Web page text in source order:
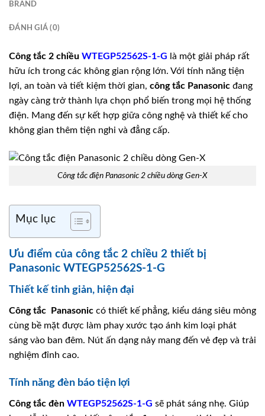
BRAND
ĐÁNH GIÁ (0)
Công tắc 2 chiều WTEGP52562S-1-G là một giải pháp rất
hữu ích trong các không gian rộng lớn. Với tính năng tiện
lợi, an toàn và tiết kiệm thời gian, công tắc Panasonic đang
ngày càng trở thành lựa chọn phổ biến trong mọi hệ thống
điện. Mang đến sự kết hợp giữa công nghệ và thiết kế cho
không gian thêm tiện nghi và đẳng cấp.
Công tắc điện Panasonic 2 chiều dòng Gen-X
Mục lục
Ưu điểm của công tắc 2 chiều 2 thiết bị
Panasonic WTEGP52562S-1-G
Thiết kế tinh giản, hiện đại
Công tắc Panasonic có thiết kế phẳng, kiểu dáng siêu mỏng
cùng bề mặt được làm phay xước tạo ánh kim loại phát
sáng vào ban đêm. Nút ấn dạng nảy mang đến vẻ đẹp và trải
nghiệm đỉnh cao.
Tính năng đèn báo tiện lợi
Công tắc đèn WTEGP52562S-1-G sẽ phát sáng nhẹ. Giúp